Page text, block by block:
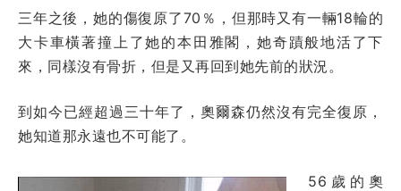
三年之後，她的傷復原了70％，但那時又有一輛18輪的
大卡車橫著撞上了她的本田雅閣，她奇蹟般地活了下
來，同樣沒有骨折，但是又再回到她先前的狀況。
到如今已經超過三十年了，奧爾森仍然沒有完全復原，
她知道那永遠也不可能了。
56歲的奧